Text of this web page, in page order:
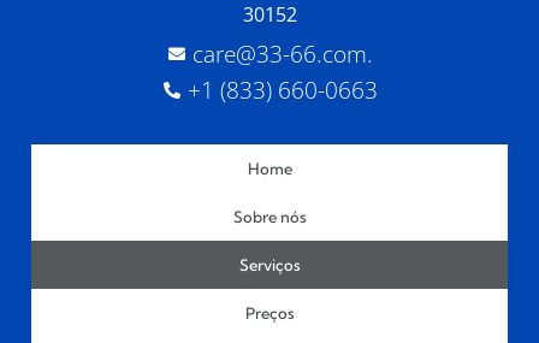
30152
care@33-66.com.
+1 (833) 660-0663
Home
Sobre nós
Serviços
Preços